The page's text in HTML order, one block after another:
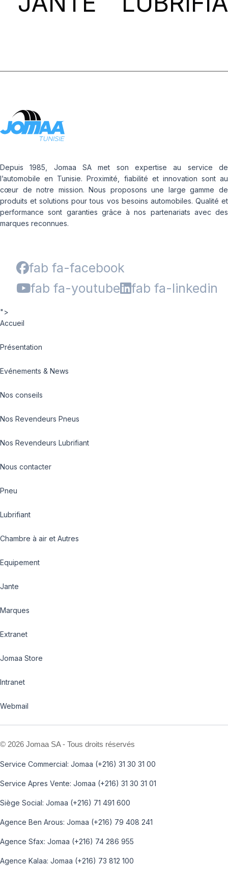
Depuis 1985, Jomaa SA met son expertise au service de
l’automobile en Tunisie. Proximité, fiabilité et innovation sont au
cœur de notre mission. Nous proposons une large gamme de
produits et solutions pour tous vos besoins automobiles. Qualité et
performance sont garanties grâce à nos partenariats avec des
marques reconnues.
fab fa-facebook
fab fa-youtube
fab fa-linkedin
">
Accueil
Présentation
Evénements & News
Nos conseils
Nos Revendeurs Pneus
Nos Revendeurs Lubrifiant
Nous contacter
Pneu
Lubrifiant
Chambre à air et Autres
Equipement
Jante
Marques
Extranet
Jomaa Store
Intranet
Webmail
© 2026 Jomaa SA - Tous droits réservés
Service Commercial: Jomaa (+216) 31 30 31 00
Service Apres Vente: Jomaa (+216) 31 30 31 01
Siège Social: Jomaa (+216) 71 491 600
Agence Ben Arous: Jomaa (+216) 79 408 241
Agence Sfax: Jomaa (+216) 74 286 955
Agence Kalaa: Jomaa (+216) 73 812 100